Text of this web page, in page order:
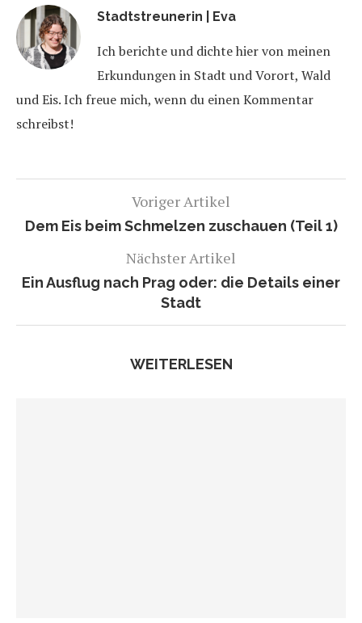
Stadtstreunerin | Eva
Ich berichte und dichte hier von meinen
Erkundungen in Stadt und Vorort, Wald
und Eis. Ich freue mich, wenn du einen Kommentar
schreibst!
Voriger Artikel
Dem Eis beim Schmelzen zuschauen (Teil 1)
Nächster Artikel
Ein Ausflug nach Prag oder: die Details einer
Stadt
WEITERLESEN